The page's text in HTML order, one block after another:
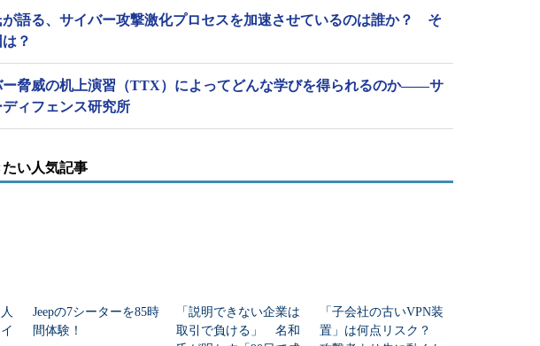
が語る、サイバー攻撃激化プロセスを加速させているのは誰か？ そ
？
ー脅威の机上演習（TTX）によってどんな学びを得られるのか――サ
ディフェンス研究所
い人気記事
Jeepの7シーターを85時
間体験！
「説明できない企業は
取引で負ける」 名和
「子会社の古いVPN装
置」は何点リスク？